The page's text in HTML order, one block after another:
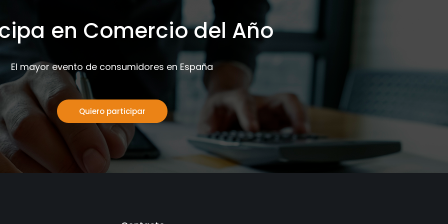
en Comercio del Año
El mayor evento de consumidores en España
Quiero participar